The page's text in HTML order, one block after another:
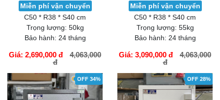
Miễn phí vận chuyển
C50 * R38 * S40 cm
Trọng lượng: 50kg
Bảo hành: 24 tháng
Giá: 2,690,000 đ
4,063,000
đ
Miễn phí vận chuyển
C50 * R38 * S40 cm
Trọng lượng: 55kg
Bảo hành: 24 tháng
Giá: 3,090,000 đ
4,063,000
đ
OFF 34% OFF 28%